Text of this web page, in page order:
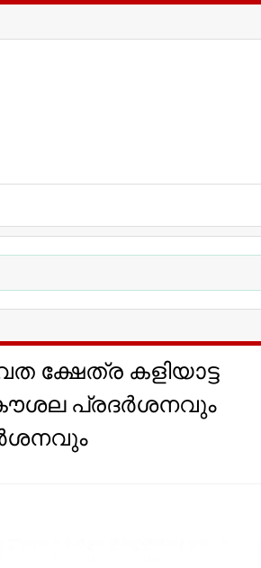
കളിയാട്ട
പ്രദർശനവും